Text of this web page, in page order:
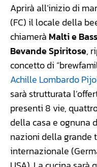
Aprirà all’inizio di
(FC) il locale della
chiamerà Malti e
Bevande Spiritose,
concetto di
Achille Lombardo
sarà strutturata
presenti 8 vie,
della casa e ognuna
nazioni della grande
internazionale